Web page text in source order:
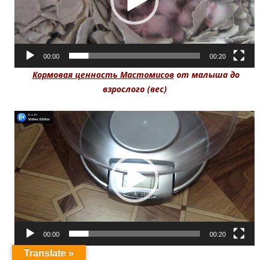
00:00 00:20
Кормовая ценность Мастомисовот малыша до
взрослого (вес)
Видеоплеер
00:00 00:20
Translate »